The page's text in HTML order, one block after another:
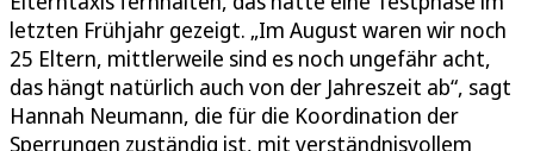
letzten Frühjahr gezeigt. „Im August waren wir noch
25 Eltern, mittlerweile sind es noch ungefähr acht,
das hängt natürlich auch von der Jahreszeit ab“, sagt
Hannah Neumann, die für die Koordination der
Sperrungen zuständig ist, mit verständnisvollem